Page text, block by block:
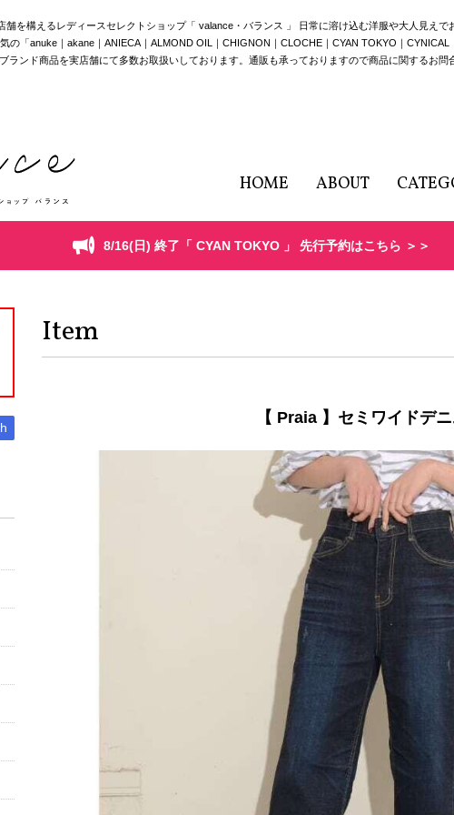
舗を構えるレディースセレクトショップ「 valance・バランス 」 日常に溶け込む洋服や大人見え
の「anuke｜akane｜ANIECA｜ALMOND OIL｜CHIGNON｜CLOCHE｜CYAN TOKYO｜
ランド商品を実店舗にて多数お取扱いしております。通販も承っておりますので商品に関するお問
HOME ABOUT
8/16(日) 終了「 CYAN TOKYO 」 先行予約はこちら ＞＞
Item
【 Praia 】セミワイドデ